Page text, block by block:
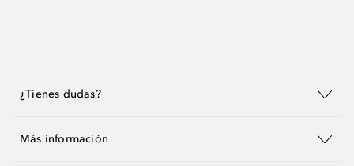
¿Tienes dudas?
Más información